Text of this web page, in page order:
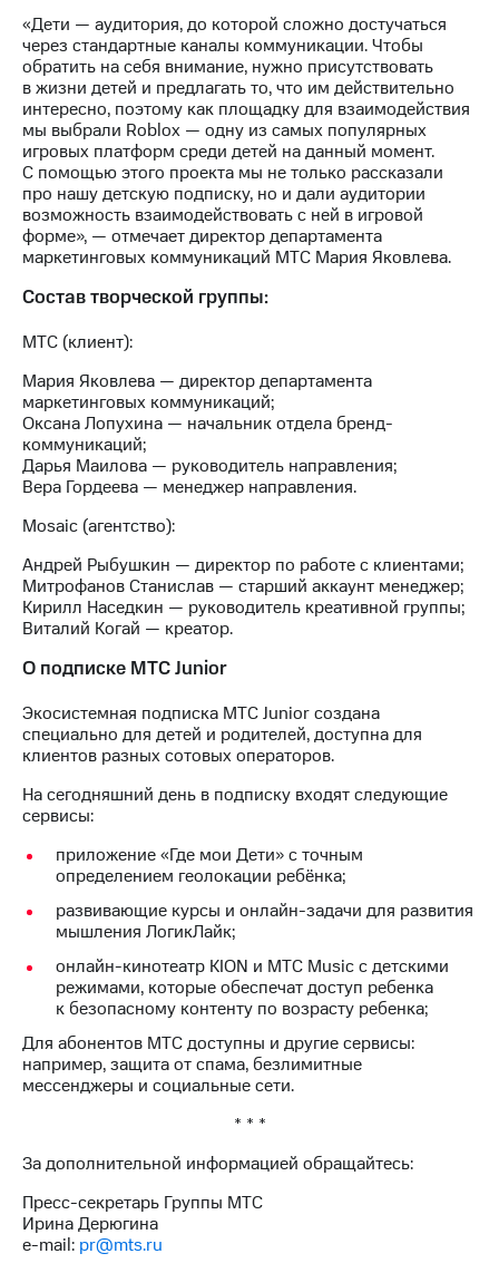
Раскрытие
информации
Информация
акционерам
Документы
ПАО
"МТС"
Собрания
акционеров
Личный
кабинет
акционера
капитал
и
Рынок
акций
Описание
Программа
приобретения
выкупа
акций
Дивиденды
Рынок
облигаций
Описание
Еврооблигации-2023
о
погашении
именных
облигаций
Другое
Регистратор
Реквизиты
развитие
деловая этика
На главную
«Дети — аудитория, до которой сложно достучаться
через стандартные каналы коммуникации. Чтобы
обратить на себя внимание, нужно присутствовать
в жизни детей и предлагать то, что им действительно
интересно, поэтому как площадку для взаимодействия
мы выбрали Roblox — одну из самых популярных
игровых платформ среди детей на данный момент.
С помощью этого проекта мы не только рассказали
про нашу детскую подписку, но и дали аудитории
возможность взаимодействовать с ней в игровой
форме», — отмечает директор департамента
маркетинговых коммуникаций МТС Мария Яковлева.
Состав творческой группы:
МТС (клиент):
Мария Яковлева — директор департамента
маркетинговых коммуникаций;
Оксана Лопухина — начальник отдела бренд-
коммуникаций;
Дарья Маилова — руководитель направления;
Вера Гордеева — менеджер направления.
Mosaic (агентство):
Андрей Рыбушкин — директор по работе с клиентами;
Митрофанов Станислав — старший аккаунт менеджер;
Кирилл Наседкин — руководитель креативной группы;
Виталий Когай — креатор.
О подписке МТС Junior
Экосистемная подписка МТС Junior создана
специально для детей и родителей, доступна для
клиентов разных сотовых операторов.
На сегодняшний день в подписку входят следующие
сервисы:
приложение «Где мои Дети» с точным
определением геолокации ребёнка;
развивающие курсы и онлайн-задачи для развития
мышления ЛогикЛайк;
онлайн-кинотеатр KION и МТС Music с детскими
режимами, которые обеспечат доступ ребенка
к безопасному контенту по возрасту ребенка;
Для абонентов МТС доступны и другие сервисы:
например, защита от спама, безлимитные
мессенджеры и социальные сети.
* * *
За дополнительной информацией обращайтесь:
Пресс-секретарь Группы МТС
Ирина Дерюгина
e-mail: pr@mts.ru